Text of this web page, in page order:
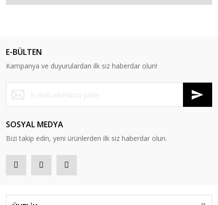
E-BÜLTEN
Kampanya ve duyurulardan ilk siz haberdar olun!
SOSYAL MEDYA
Bizi takip edin, yeni ürünlerden ilk siz haberdar olun.